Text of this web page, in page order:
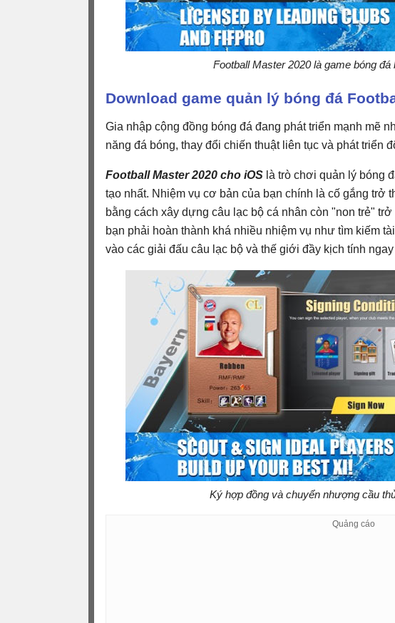
Football Master 2020 là game bóng
Download game quản lý bóng đá
Gia nhập cộng đồng bóng đá đang phát triển mạnh mẽ
năng đá bóng, thay đổi chiến thuật liên tục và phát triển
Football Master 2020 cho iOS là trò chơi quản lý bóng
tạo nhất. Nhiệm vụ cơ bản của bạn chính là cố gắng trở
bằng cách xây dựng câu lạc bộ cá nhân còn "non trẻ"
bạn phải hoàn thành khá nhiều nhiệm vụ như tìm kiếm
vào các giải đấu câu lạc bộ và thế giới đầy kịch tính
Ký hợp đồng và chuyển nhượng cầu